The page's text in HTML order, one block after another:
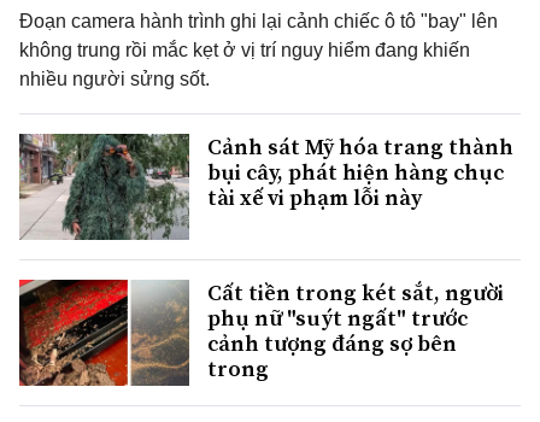
Đoạn camera hành trình ghi lại cảnh chiếc ô tô "bay" lên
không trung rồi mắc kẹt ở vị trí nguy hiểm đang khiến
nhiều người sửng sốt.
Cảnh sát Mỹ hóa trang thành
bụi cây, phát hiện hàng chục
tài xế vi phạm lỗi này
Cất tiền trong két sắt, người
phụ nữ "suýt ngất" trước
cảnh tượng đáng sợ bên
trong